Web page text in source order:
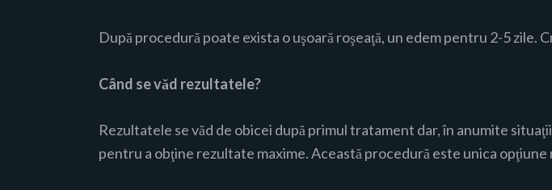
După procedură poate exista o uşoară roşeaţă, un edem pentru 2-5 zile.
Când se văd rezultatele?
Rezultatele se văd de obicei după primul tratament dar, în anumite
pentru a obţine rezultate maxime. Această procedură este unica